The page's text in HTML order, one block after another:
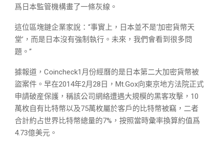
爲日本監管機構畫了一條灰線。
這位區塊鏈企業家說：“事實上，日本並不是‘加密貨幣天
堂’，而是日本沒有強制執行。未來，我們會看到很多問
題。”
據報道，Coincheck1月份經曆的是日本第二大加密貨幣被
盜案件。早在2014年2月28日，Mt.Gox向東京地方法院正式
申請破産保護，稱該公司網絡遭遇大規模的黑客攻擊，10
萬枚自有比特幣以及75萬枚屬於客戶的比特幣被竊，二者
合計約占世界比特幣總量的7%，按照當時彙率換算約值爲
4.73億美元。